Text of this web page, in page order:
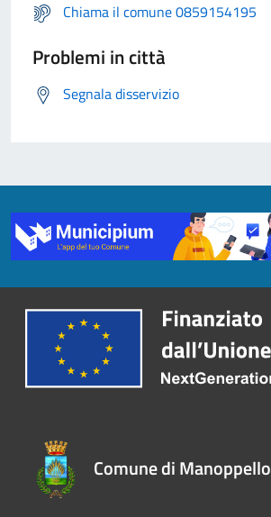
Chiama il comune 0859154195
Problemi in città
Segnala disservizio
Comune di Manoppello